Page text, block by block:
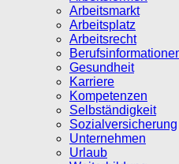
Arbeitsmarkt
Arbeitsplatz
Arbeitsrecht
Gesundheit
Karriere
Kompetenzen
Selbständigkeit
Sozialversicherung
Unternehmen
Urlaub